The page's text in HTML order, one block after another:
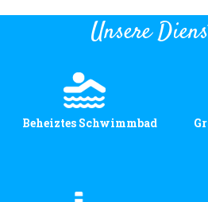
Unsere
Beheiztes Schwimmbad